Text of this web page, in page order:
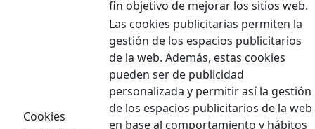
fin objetivo de mejorar los sitios web.
Cookies
Las cookies publicitarias permiten la
gestión de los espacios publicitarios
de la web. Además, estas cookies
pueden ser de publicidad
personalizada y permitir así la gestión
de los espacios publicitarios de la web
en base al comportamiento y hábitos